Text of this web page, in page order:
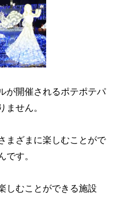
が開催されるポテポテパ
ません。
まざまに楽しむことがで
です。
しむことができる施設